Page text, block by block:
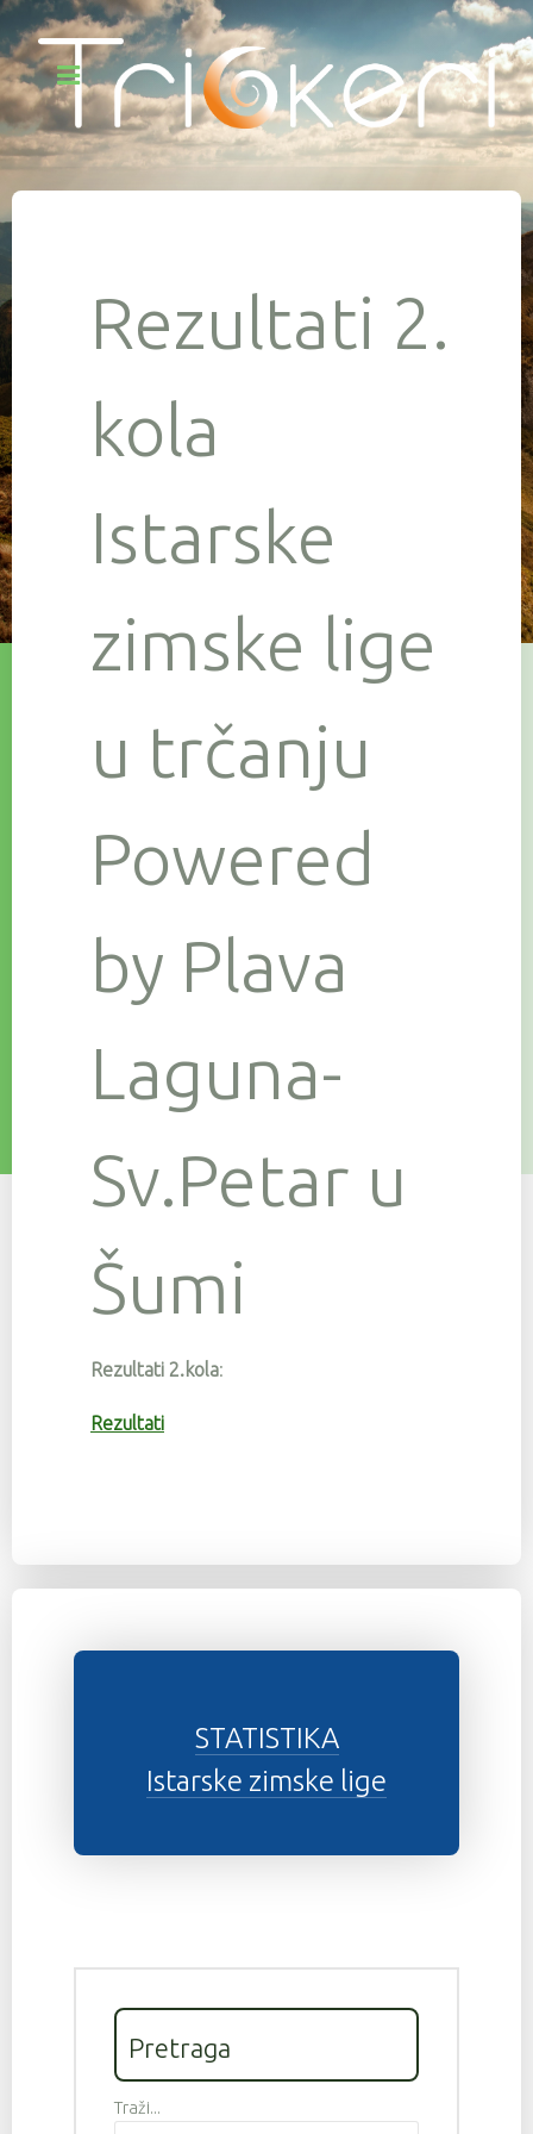
Rezultati 2.
kola
Istarske
zimske lige
u trčanju
Powered
by Plava
Laguna-
Sv.Petar u
Šumi
Rezultati 2.kola:
Rezultati
STATISTIKA
Istarske zimske lige
Pretraga
Traži...